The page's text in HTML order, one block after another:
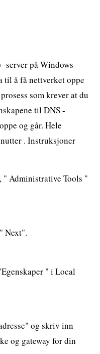
server på Windows
til å få nettverket oppe
som krever at du
til DNS -
og går. Hele
. Instruksjoner
Administrative Tools "
Next".
" i Local
og skriv inn
og gateway for din